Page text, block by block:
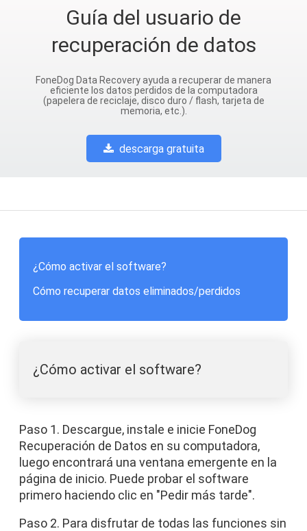
Guía del usuario de
recuperación de datos
FoneDog Data Recovery ayuda a recuperar de manera
eficiente los datos perdidos de la computadora
(papelera de reciclaje, disco duro / flash, tarjeta de
memoria, etc.).
descarga gratuita
¿Cómo activar el software?
Cómo recuperar datos eliminados/perdidos
¿Cómo activar el software?
Paso 1. Descargue, instale e inicie FoneDog
Recuperación de Datos en su computadora,
luego encontrará una ventana emergente en la
página de inicio. Puede probar el software
primero haciendo clic en "Pedir más tarde".
Paso 2. Para disfrutar de todas las funciones sin